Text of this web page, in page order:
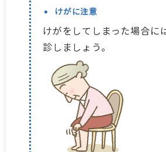
けがに注意
けがをしてしまった場合に
診しましょう。